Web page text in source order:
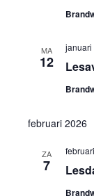
MA
12
januari
februari 2026
ZA
7